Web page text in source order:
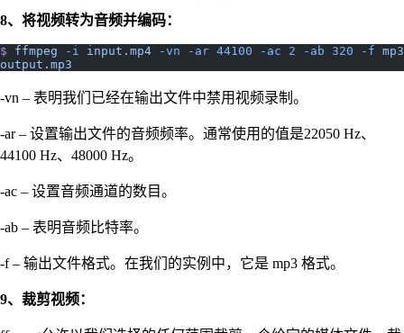
8、将视频转为音频并编码：
$ ffmpeg -i input.mp4 -vn -ar 44100 -ac 2 -ab 320 -f mp3
output.mp3
-vn – 表明我们已经在输出文件中禁用视频录制。
-ar – 设置输出文件的音频频率。通常使用的值是22050 Hz、
44100 Hz、48000 Hz。
-ac – 设置音频通道的数目。
-ab – 表明音频比特率。
-f – 输出文件格式。在我们的实例中，它是 mp3 格式。
9、裁剪视频：